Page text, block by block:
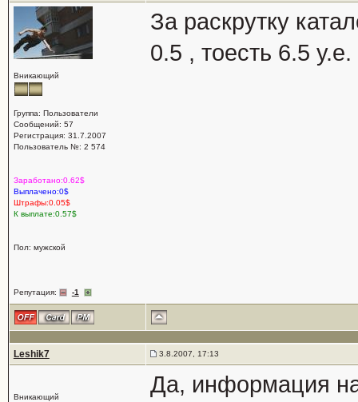
Вникающий
Группа: Пользователи
Сообщений: 57
Регистрация: 31.7.2007
Пользователь №: 2 574
Заработано:0.62$
Выплачено:0$
Штрафы:0.05$
К выплате:0.57$
Пол: мужской
Репутация: -1
За раскрутку
0.5 , тоесть 6.5
Leshik7 3.8.2007, 17:13
Вникающий
Да, информация